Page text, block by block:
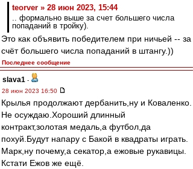
teorver » 28 июн 2023, 15:44
.. формально выше за счет большего числа
попаданий в тройку).
Это как объявить победителем при ничьей -- за
счёт большего числа попаданий в штангу.))
Последнее сообщение
slava1 -
28 июн 2023 16:50
Крылья продолжают дербанить,ну и Коваленко.
Не осуждаю.Хороший длинный
контракт,золотая медаль,а футбол,да
похуй.Будут напару с Бакой в квадраты играть.
Марк,ну почему,а секатор,а ежовые рукавицы.
Кстати Ежов же ещё.